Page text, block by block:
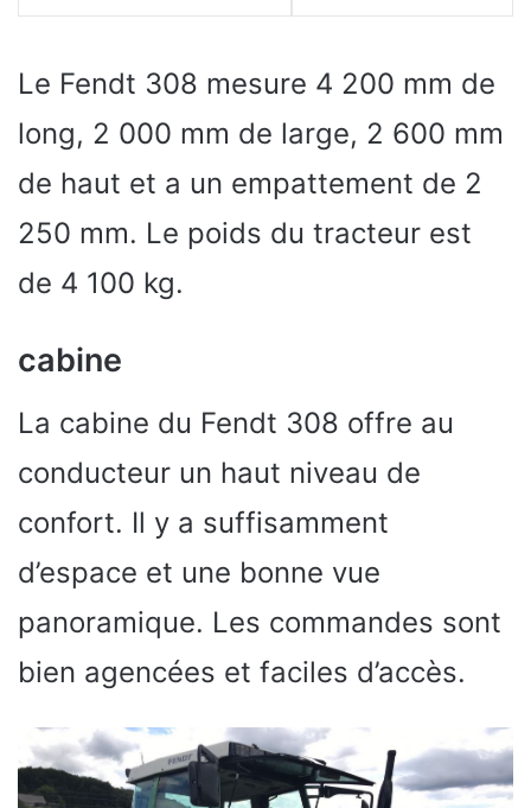
Le Fendt 308 mesure 4 200 mm de
long, 2 000 mm de large, 2 600 mm
de haut et a un empattement de 2
250 mm. Le poids du tracteur est
de 4 100 kg.
cabine
La cabine du Fendt 308 offre au
conducteur un haut niveau de
confort. Il y a suffisamment
d’espace et une bonne vue
panoramique. Les commandes sont
bien agencées et faciles d’accès.